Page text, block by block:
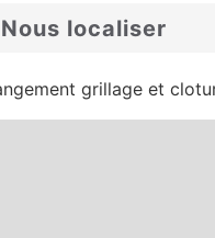
Nous localiser
grillage et